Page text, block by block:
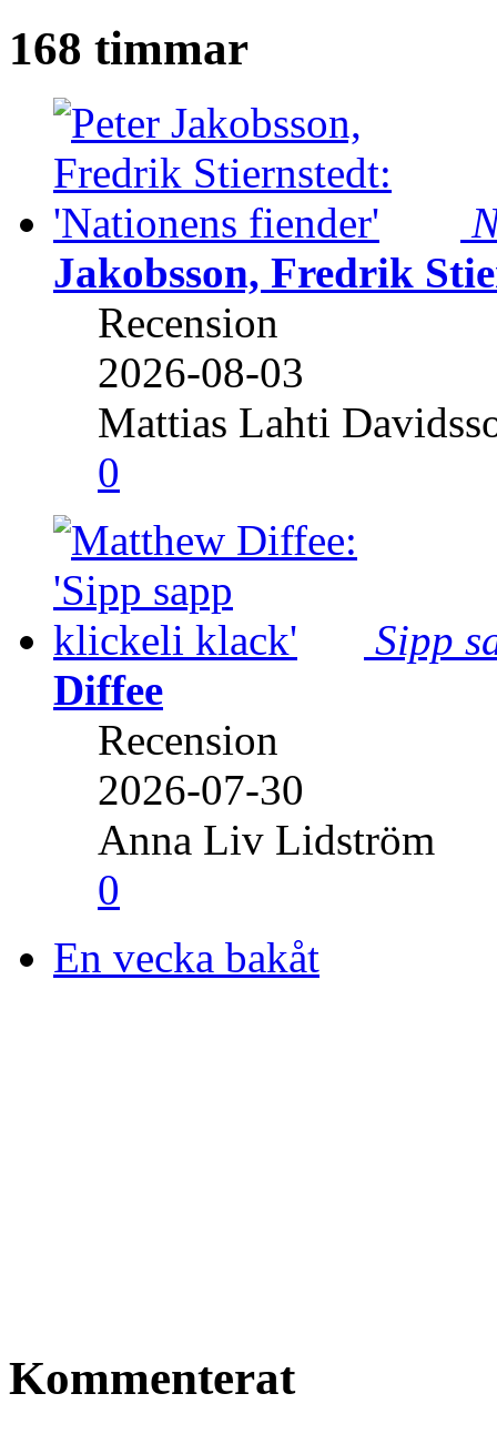
168 timmar
Jakobsson, Fredrik
Recension
2026-08-03
Mattias Lahti
0
Sipp
Diffee
Recension
2026-07-30
Anna Liv Lidström
0
En vecka bakåt
Kommenterat